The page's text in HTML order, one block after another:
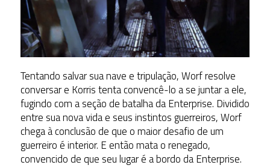
Tentando salvar sua nave e tripulação, Worf resolve
conversar e Korris tenta convencê-lo a se juntar a ele,
fugindo com a seção de batalha da Enterprise. Dividido
entre sua nova vida e seus instintos guerreiros, Worf
chega à conclusão de que o maior desafio de um
guerreiro é interior. E então mata o renegado,
convencido de que seu lugar é a bordo da Enterprise.